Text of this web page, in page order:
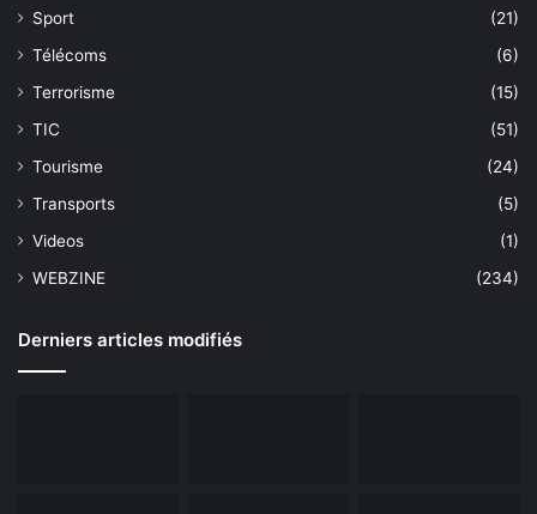
Sport
(21)
Télécoms
(6)
Terrorisme
(15)
TIC
(51)
Tourisme
(24)
Transports
(5)
Videos
(1)
WEBZINE
(234)
Derniers articles modifiés